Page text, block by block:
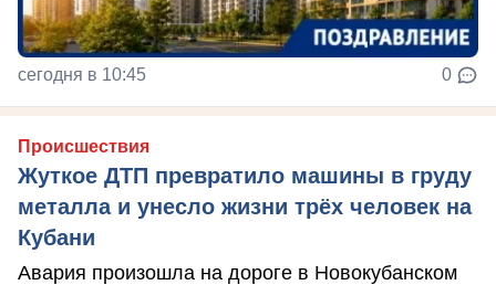
сегодня в 10:45 0
Происшествия
Жуткое ДТП превратило машины в груду
металла и унесло жизни трёх человек на
Кубани
Авария произошла на дороге в Новокубанском